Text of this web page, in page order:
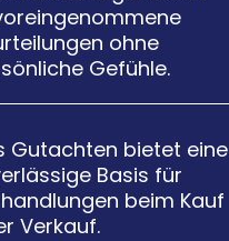
ohne
Gefühle.
Gutachten bietet eine
Basis für
beim Kauf
Verkauf.